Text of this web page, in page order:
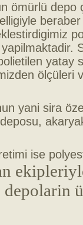
ömürlü depo
yatay
ölçüleri
yani sira
ise
depolarin